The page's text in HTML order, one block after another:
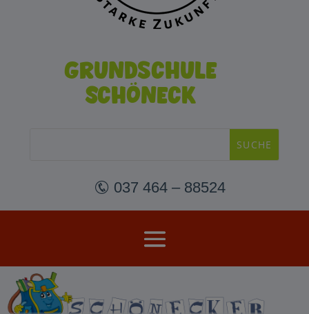
Grundschule
Schöneck
 037 464 – 88524